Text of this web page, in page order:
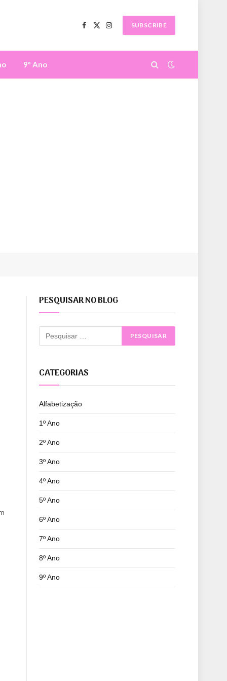
Facebook
X
Instagram
SUBSCRIBE
9º Ano
PESQUISAR NO BLOG
CATEGORIAS
Alfabetização
1º Ano
2º Ano
3º Ano
4º Ano
5º Ano
6º Ano
7º Ano
8º Ano
9º Ano